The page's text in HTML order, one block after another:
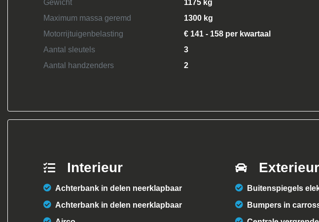
Gewicht
1175 kg
Maximum massa geremd
1300 kg
Motorrijtuigenbelasting
€ 141 - 158 per kwartaal
Aantal sleutels
3
Aantal handzenders
2
Interieur
Achterbank in delen neerklapbaar
Achterbank in delen neerklapbaar
Exterieur
Buitenspiegels
Bumpers in